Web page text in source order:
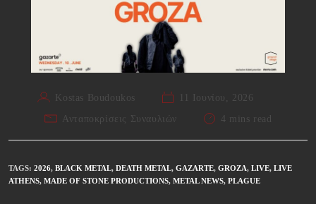
Kostas Boudoukos
11 Ιουνίου, 2026
Ανταποκρίσεις Συναυλιών
4 mins read
TAGS: 2026, BLACK METAL, DEATH METAL, GAZARTE, GROZA, LIVE, LIVE
ATHENS, MADE OF STONE PRODUCTIONS, METAL NEWS, PLAGUE